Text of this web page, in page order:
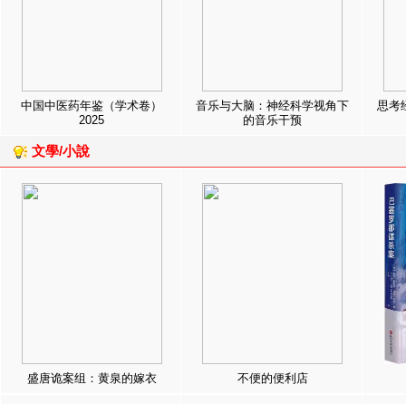
中国中医药年鉴（学术卷）
2025
音乐与大脑：神经科学视角下
的音乐干预
思考
文學/小說
盛唐诡案组：黄泉的嫁衣 不便的便利店